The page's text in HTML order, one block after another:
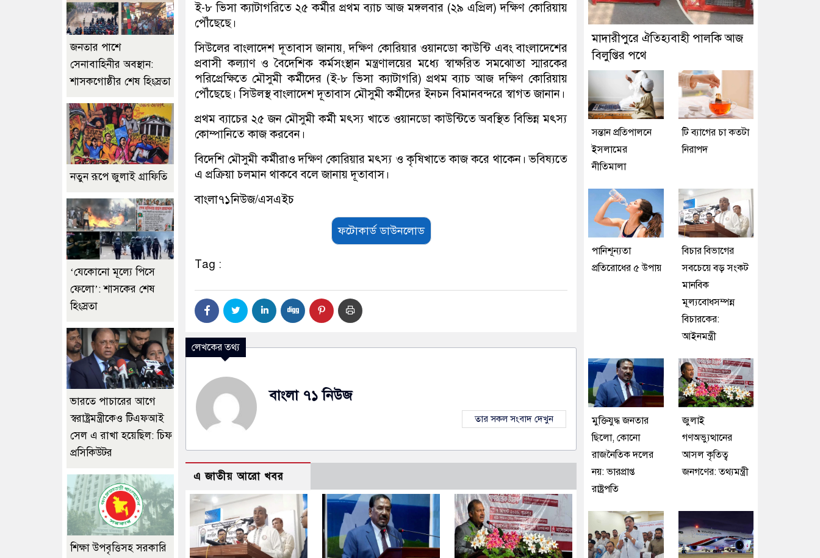
ই-৮ ভিসা ক্যাটাগরিতে ২৫ কর্মীর প্রথম ব্যাচ আজ মঙ্গলবার (২৯ এপ্রিল) দক্ষিণ কোরিয়ায়
পৌঁছেছে।
সিউলের বাংলাদেশ দূতাবাস জানায়, দক্ষিণ কোরিয়ার ওয়ানডো কাউন্টি এবং বাংলাদেশের
প্রবাসী কল্যাণ ও বৈদেশিক কর্মসংস্থান মন্ত্রণালয়ের মধ্যে স্বাক্ষরিত সমঝোতা স্মারকের
পরিপ্রেক্ষিতে মৌসুমী কর্মীদের (ই-৮ ভিসা ক্যাটাগরি) প্রথম ব্যাচ আজ দক্ষিণ কোরিয়ায়
পৌঁছেছে। সিউলস্থ বাংলাদেশ দূতাবাস মৌসুমী কর্মীদের ইনচন বিমানবন্দরে স্বাগত জানান।
প্রথম ব্যাচের ২৫ জন মৌসুমী কর্মী মৎস্য খাতে ওয়ানডো কাউন্টিতে অবস্থিত বিভিন্ন মৎস্য
কোম্পানিতে কাজ করবেন।
বিদেশি মৌসুমী কর্মীরাও দক্ষিণ কোরিয়ার মৎস্য ও কৃষিখাতে কাজ করে থাকেন। ভবিষ্যতে
এ প্রক্রিয়া চলমান থাকবে বলে জানায় দূতাবাস।
বাংলা৭১নিউজ/এসএইচ
ফটোকার্ড ডাউনলোড
Tag :
লেখকের তথ্য
বাংলা ৭১ নিউজ
তার সকল সংবাদ দেখুন
এ জাতীয় আরো খবর
জনতার পাশে
সেনাবাহিনীর অবস্থান:
শাসকগোষ্ঠীর শেষ হিংস্রতা
নতুন রূপে জুলাই গ্রাফিতি
‘যেকোনো মূল্যে পিসে
ফেলো’: শাসকের শেষ
হিংস্রতা
ভারতে পাচারের আগে
স্বরাষ্ট্রমন্ত্রীকেও টিএফআই
সেল এ রাখা হয়েছিল: চিফ
প্রসিকিউটর
শিক্ষা উপবৃত্তিসহ সরকারি
মাদারীপুরে ঐতিহ্যবাহী পালকি আজ
বিলুপ্তির পথে
সন্তান প্রতিপালনে
ইসলামের
নীতিমালা
টি ব্যাগের চা কতটা
নিরাপদ
পানিশূন্যতা
প্রতিরোধের ৫ উপায়
বিচার বিভাগের
সবচেয়ে বড় সংকট
মানবিক
মূল্যবোধসম্পন্ন
বিচারকের:
আইনমন্ত্রী
মুক্তিযুদ্ধ জনতার
ছিলো, কোনো
রাজনৈতিক দলের
নয়: ভারপ্রাপ্ত
রাষ্ট্রপতি
জুলাই
গণঅভ্যুত্থানের
আসল কৃতিত্ব
জনগণের: তথ্যমন্ত্রী